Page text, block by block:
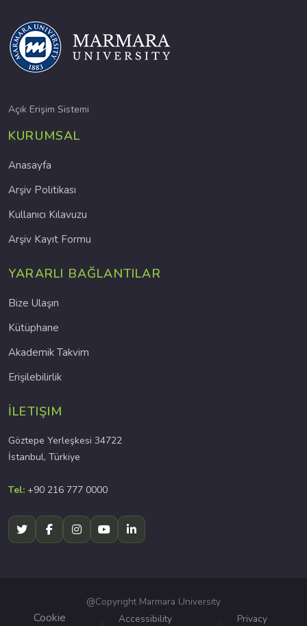
Açık Erişim Sistemi
KURUMSAL
Anasayfa
Arşiv Politikası
Kullanıcı Kılavuzu
Arşiv Kayıt Formu
YARARLI BAĞLANTILAR
Bize Ulaşın
Kütüphane
Akademik Takvim
Erişilebilirlik
İLETIŞIM
Göztepe Yerleşkesi 34722
İstanbul, Türkiye
Tel: +90 216 777 0000
@Copyright Marmara University
Cookie Accessibility Privacy